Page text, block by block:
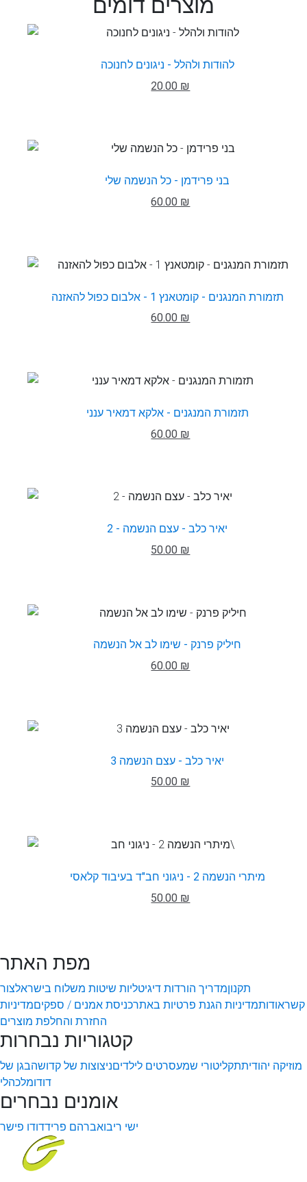
להודות ולהלל - ניגונים לחנוכה
20.00 ₪
בני פרידמן - כל הנשמה שלי
60.00 ₪
תזמורת המנגנים - קומטאנץ 1 - אלבום כפול להאזנה
60.00 ₪
תזמורת המנגנים - אלקא דמאיר ענני
60.00 ₪
יאיר כלב - עצם הנשמה - 2
50.00 ₪
חיליק פרנק - שימו לב אל הנשמה
60.00 ₪
יאיר כלב - עצם הנשמה 3
50.00 ₪
מיתרי הנשמה 2 - ניגוני חב"ד בעיבוד קלאסי
50.00 ₪
מפת האתר
תקנוןמדריך הורדות דיגיטליות שיטות משלוח בישראלצור
קשראודותמדיניות הגנת פרטיות באתרכניסת אמנים / ספקיםמדיניות
החזרת והחלפת מוצרים
קטגוריות נבחרות
מוזיקה יהודיתתקליטורי שמעסרטים לילדיםניצוצות של קדושהבגן של
דודומלכהלי
אומנים נבחרים
ישי ריבואברהם פרידדודו פישר